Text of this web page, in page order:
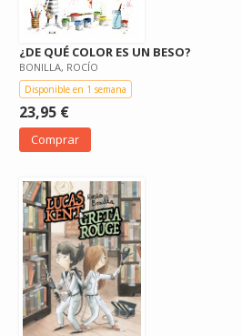
¿DE QUÉ COLOR ES UN BESO?
BONILLA, ROCÍO
Disponible en 1 semana
23,95 €
Comprar